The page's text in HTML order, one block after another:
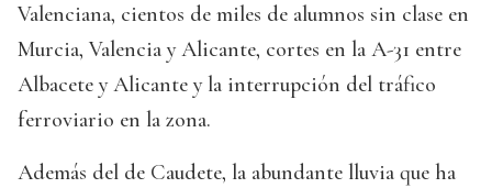
Valenciana, cientos de miles de alumnos sin clase en
Murcia, Valencia y Alicante, cortes en la A-31 entre
Albacete y Alicante y la interrupción del tráfico
ferroviario en la zona.
Además del de Caudete, la abundante lluvia que ha